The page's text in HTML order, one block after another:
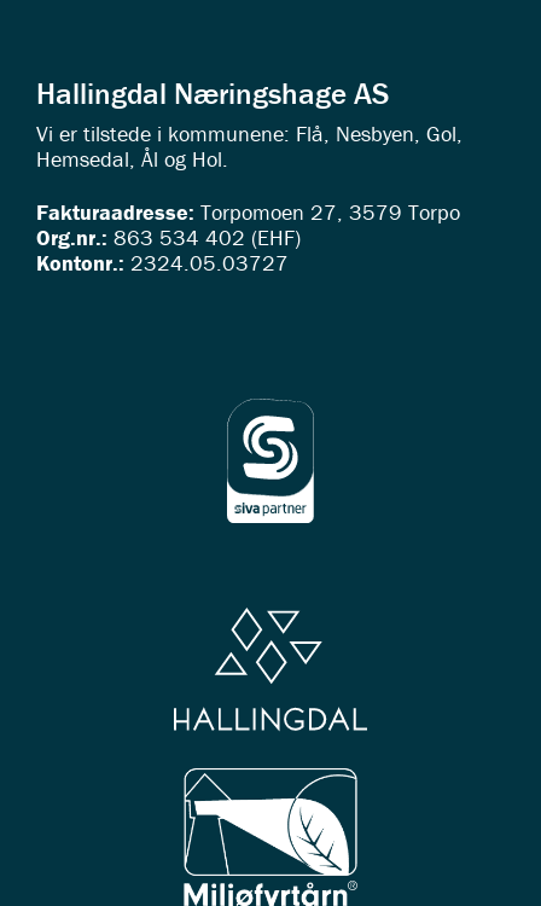
Hallingdal Næringshage AS
Vi er tilstede i kommunene: Flå, Nesbyen, Gol,
Hemsedal, Ål og Hol.
Fakturaadresse: Torpomoen 27, 3579 Torpo
Org.nr.: 863 534 402 (EHF)
Kontonr.: 2324.05.03727